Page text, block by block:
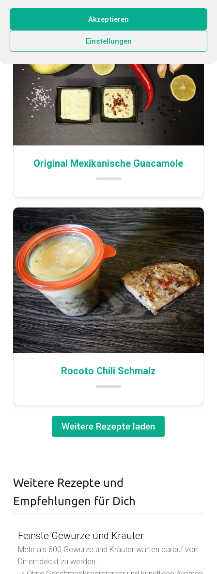
Akzeptieren
Einstellungen
Original Mexikanische Guacamole
Rocoto Chili Schmalz
Weitere Rezepte laden
Weitere Rezepte und
Empfehlungen für Dich
Feinste Gewürze und Kräuter
Mehr als 600 Gewürze und Kräuter warten darauf von
Dir entdeckt zu werden.